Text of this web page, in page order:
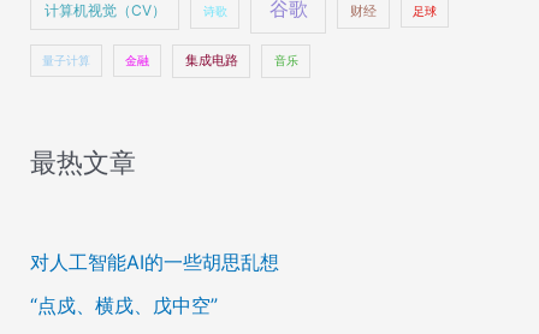
计算机视觉（CV） 诗歌 谷歌 财经 足球
量子计算 金融 集成电路 音乐
最热文章
对人工智能AI的一些胡思乱想
“点戍、横戌、戊中空”